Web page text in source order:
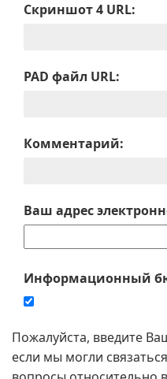
Скриншот 4 URL:
PAD файл URL:
Комментарий:
Ваш адрес
Информационный
Пожалуйста, введите
если мы могли